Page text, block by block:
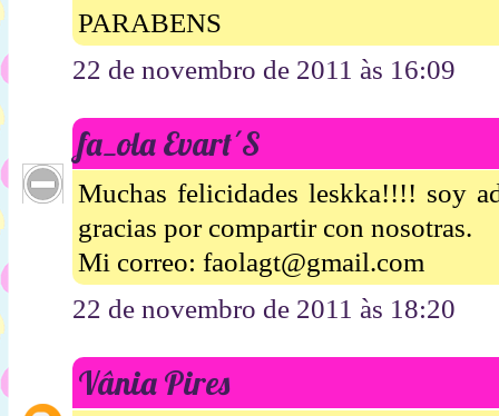
PARABENS
22 de novembro de 2011 às 16:09
fa_ola Evart´S
Muchas felicidades leskka!!!! soy
gracias por compartir con nosotras.
Mi correo: faolagt@gmail.com
22 de novembro de 2011 às 18:20
Vânia Pires